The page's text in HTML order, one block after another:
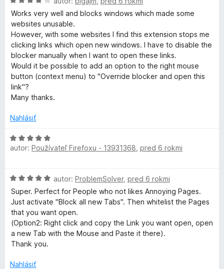
o
d
n
o
t
e
n
e
4
5
Works very well and blocks windows which made some
websites unusable.
However, with some websites I find this extension stops me
clicking links which open new windows. I have to disable the
blocker manually when I want to open these links.
Would it be possible to add an option to the right mouse
button (context menu) to "Override blocker and open this
link"?
Many thanks.
Nahlásiť
H
o
o
t
e
n
e
z
autor: Používateľ Firefoxu - 13931368 pred 6 rokmi
H
o
d
n
o
t
e
i
autor: ProblemSolver, pred 6 rokmi
Super. Perfect for People who not likes Annoying Pages.
Just activate "Block all new Tabs". Then whitelist the Pages
that you want open.
(Option2: Right click and copy the Link you want open, open
a new Tab with the Mouse and Paste it there).
Thank you.
Nahlásiť